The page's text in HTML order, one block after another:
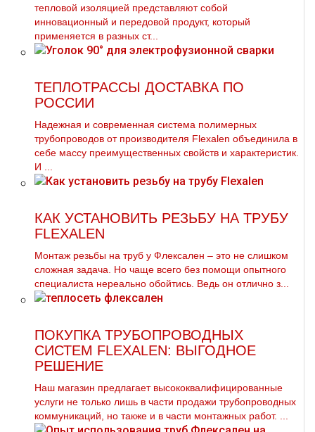
тепловой изоляцией представляют собой
инновационный и передовой продукт, который
применяется в разных ст...
ТЕПЛОТРАССЫ ДОСТАВКА ПО
РОССИИ
Надежная и современная система полимерных
тpубопроводов от производителя Flехalеn объединила в
себе массу преимущественных свойств и характеристик.
И ...
КАК УСТАНОВИТЬ РЕЗЬБУ НА ТРУБУ
FLEXALEN
Монтаж резьбы на тpуб у Флексален – это не слишком
сложная задача. Но чаще всего без помощи опытного
специалиста нереально обойтись. Ведь он отлично з...
ПОКУПКА ТРУБОПРОВОДНЫХ
СИСТЕМ FLEXALEN: ВЫГОДНОЕ
РЕШЕНИЕ
Наш магазин предлагает высококвалифицированные
услуги не только лишь в части продажи трубопроводных
коммуникаций, но также и в части монтажных работ. ...